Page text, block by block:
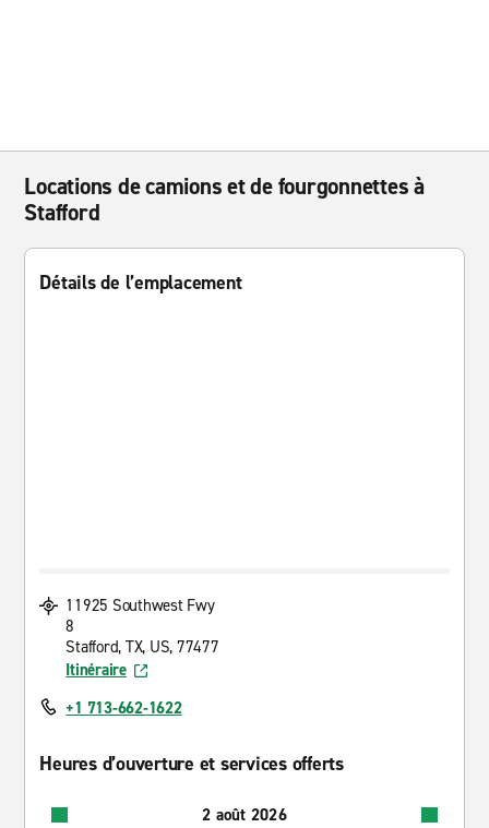
Locations de camions et de fourgonnettes à
Stafford
Détails de l’emplacement
11925 Southwest Fwy
8
Stafford, TX, US, 77477
Itinéraire
+1 713-662-1622
Heures d’ouverture et services offerts
2 août 2026